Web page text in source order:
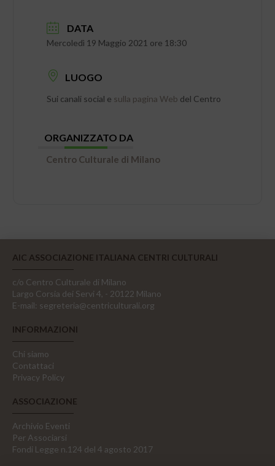
DATA
Mercoledì 19 Maggio 2021 ore 18:30
LUOGO
Sui canali social e sulla pagina Web del Centro
ORGANIZZATO DA
Centro Culturale di Milano
AIC ASSOCIAZIONE ITALIANA CENTRI CULTURALI
c/o Centro Culturale di Milano
Largo Corsia dei Servi 4, - 20122 Milano
E-mail: segreteria@centriculturali.org
INFORMAZIONI
Chi siamo
Contattaci
Privacy Policy
ASSOCIAZIONE
Archivio Eventi
Per Associarsi
Fondi Legge n.124 del 4 agosto 2017